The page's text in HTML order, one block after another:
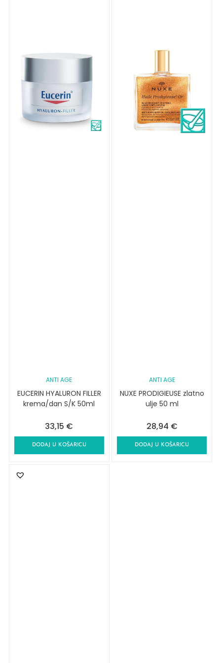
ANTI AGE
EUCERIN HYALURON FILLER
krema/dan S/K 50ml
33,15 €
DODAJ U KOŠARICU
ANTI AGE
NUXE PRODIGIEUSE zlatno
ulje 50 ml
28,94 €
DODAJ U KOŠARICU